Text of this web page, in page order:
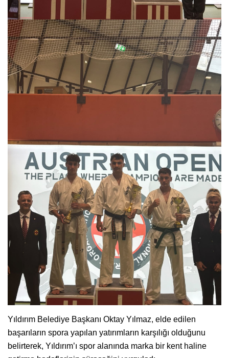
Yıldırım Belediye Başkanı Oktay Yılmaz, elde edilen
başarıların spora yapılan yatırımların karşılığı olduğunu
belirterek, Yıldırım’ı spor alanında marka bir kent haline